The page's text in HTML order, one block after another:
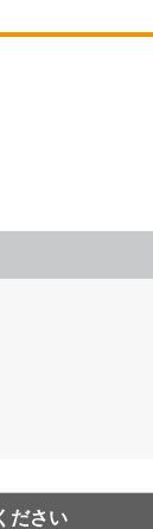
ださい